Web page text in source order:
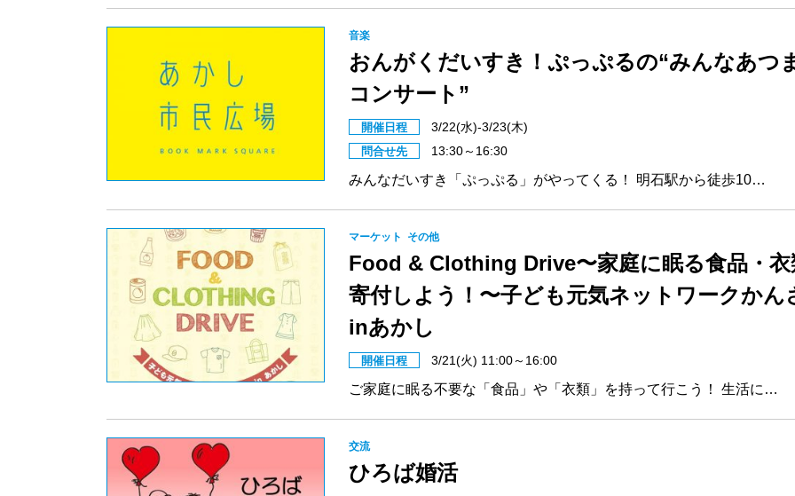
音楽
おんがくだいすき！ぷっぷるの“みんなあつ
コンサート”
開催日程 3/22(水)-3/23(木)
問合せ先 13:30～16:30
みんなだいすき「ぷっぷる」がやってくる！ 明石駅から徒歩10…
マーケット その他
Food & Clothing Drive〜家庭に眠る食品・衣
寄付しよう！〜子ども元気ネットワークかん
inあかし
開催日程 3/21(火) 11:00～16:00
ご家庭に眠る不要な「食品」や「衣類」を持って行こう！ 生活に…
交流
ひろば婚活